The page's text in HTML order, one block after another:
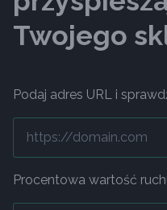
Twojego
Podaj adres URL i
Procentowa wartość